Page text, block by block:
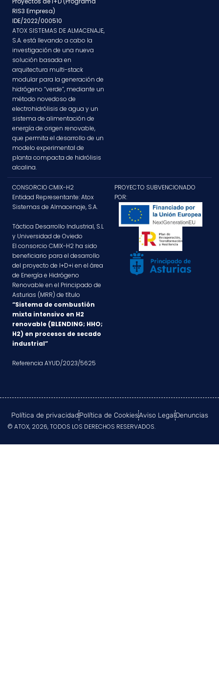
RIS3 Empresa)
IDE/2022/000510
ATOX SISTEMAS DE ALMACENAJE,
S.A. está llevando a cabo la
investigación de una nueva
solución basada en
arquitectura multi-stack
modular para la generación de
hidrógeno “verde”, mediante un
método novedoso de
electrohidrólisis de agua y un
sistema de alimentación de
energía de origen renovable,
que permita el desarrollo de un
modelo experimental de
planta compacta de hidrólisis
alcalina.
CONSORCIO CMIX-H2
Entidad Representante: Atox
Sistemas de Almacenaje, S.A.
Táctica Desarrollo Industrial, S.L
y Universidad de Oviedo
El consorcio CMIX-H2 ha sido
beneficiario para el desarrollo
del proyecto de I+D+i en el área
de Energía e Hidrógeno
Renovable en el Principado de
Asturias (MRR) de título
“Sistema de combustión
mixta intensivo en H2
renovable (BLENDING; HHO;
H2) en procesos de secado
industrial”
Referencia AYUD/2023/5625
PROYECTO SUBVENCIONADO
POR:
© ATOX, 2026, TODOS LOS DERECHOS RESERVADOS.
Política de privacidadPolítica de CookiesAviso LegalDenuncias